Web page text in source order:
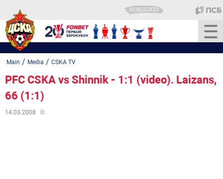
Main / Media / CSKA TV
PFC CSKA vs Shinnik - 1:1 (video). Laizans,
66 (1:1)
14.03.2008 ©